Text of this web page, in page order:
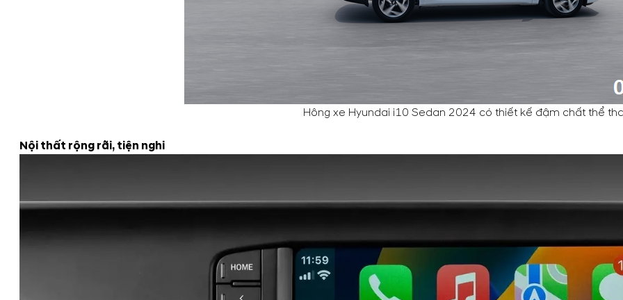
Hông xe Hyundai i10 Sedan 2024 có thiết kế đậm chất thể
Nội thất rộng rãi, tiện nghi